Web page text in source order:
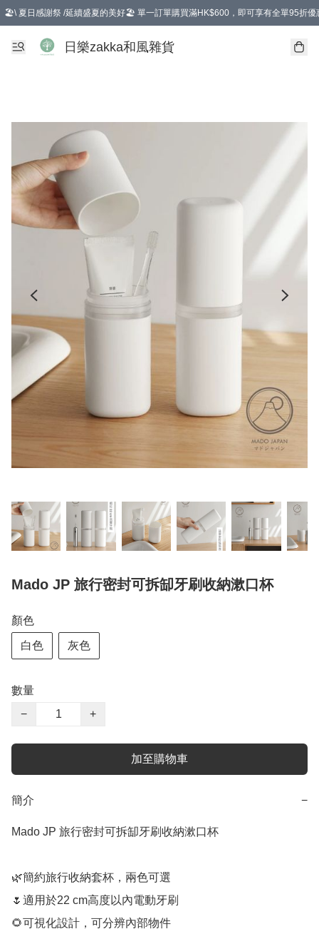
🏖️\ 夏日感謝祭 /延續盛夏的美好🏖️ 單一訂單購買滿HK$600，即可享有全單95折優
選擇GoGoX住宅/工商地址配送，單一訂單消費購物滿HK$680(折扣後），可享有
日樂zakka和風雜貨
Mado JP 旅行密封可拆缷牙刷收納漱口杯
顏色
白色 灰色
數量
−
+
加至購物車
簡介 −
Mado JP 旅行密封可拆缷牙刷收納漱口杯
🌿簡約旅行收納套杯，兩色可選
🌷適用於22 cm高度以內電動牙刷
🌻可視化設計，可分辨內部物件